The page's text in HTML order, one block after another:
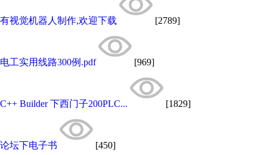
有视觉机器人制作,欢迎下载 [2789]
电工实用线路300例.pdf [969]
C++ Builder 下西门子200PLC... [1829]
论坛下电子书 [450]